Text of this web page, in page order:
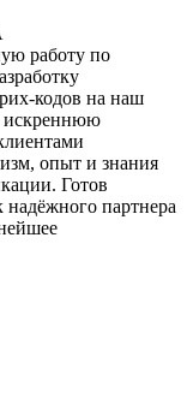
работу по
кодов на наш
искреннюю
опыт и знания
Готов
партнера